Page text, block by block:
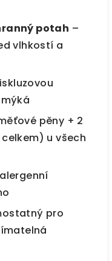
potah –
vlhkostí a
pěny + 2
u všech
pro